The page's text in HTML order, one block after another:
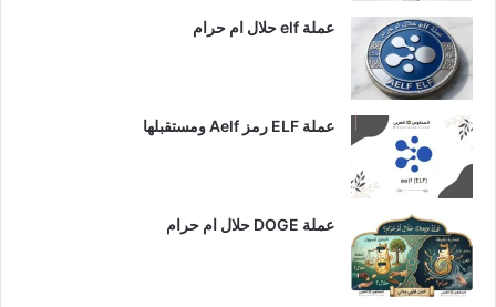
عملة elf حلال ام حرام
عملة ELF رمز Aelf ومستقبلها
عملة DOGE حلال ام حرام